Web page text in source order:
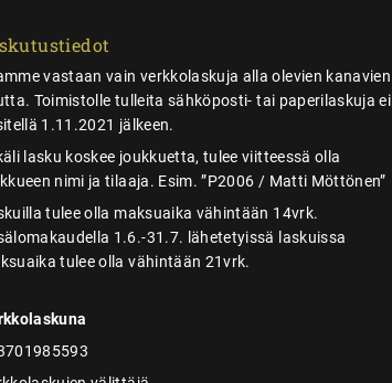
vastaan vain verkkolaskuja alla olevien kanavien
Toimistolle tulleita sähköposti- tai paperilaskuja ei
1.11.2021 jälkeen.
lasku koskee joukkuetta, tulee viitteessä olla
nimi ja tilaaja. Esim. ”P2006 / Matti Möttönen”
tulee olla maksuaika vähintään 14vrk.
1.6.-31.7. lähetetyissä laskuissa
tulee olla vähintään 21vrk.